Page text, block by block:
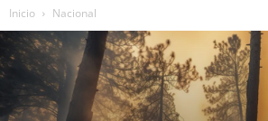
Inicio Nacional